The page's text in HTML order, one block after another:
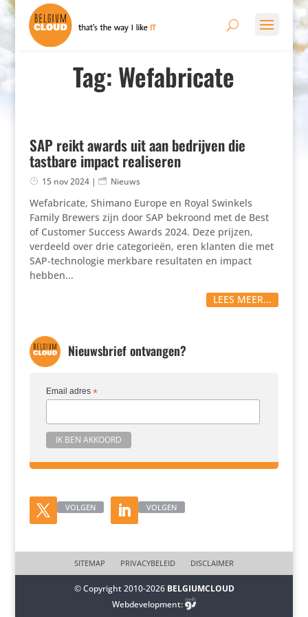
Tag: Wefabricate
SAP reikt awards uit aan bedrijven die
tastbare impact realiseren
15 nov 2024| Nieuws
Wefa­bri­cate, Shimano Europe en Royal Swinkels
Family Brewers zijn door SAP bekroond met de Best
of Customer Success Awards 2024. Deze prijzen,
verdeeld over drie cate­go­rieën, eren klanten die met
SAP-tech­no­logie merkbare resul­taten en impact
hebben...
LEES MEER...
Nieuwsbrief ontvangen?
Email adres *
VOLGEN VOLGEN
SITEMAP PRIVACYBELEID DISCLAIMER
© Copyright 2010-2026 BELGIUMCLOUD
Webdevelopment: